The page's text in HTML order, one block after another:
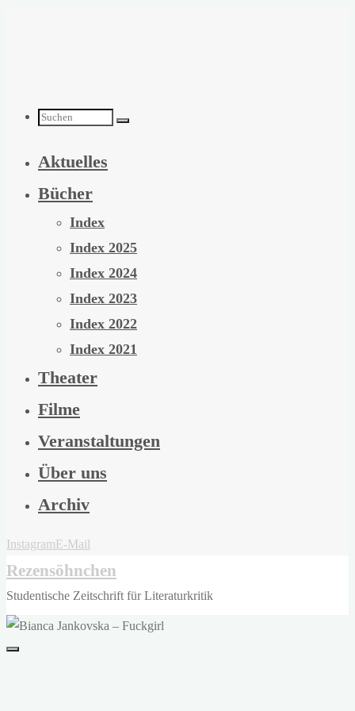
Suchen
nach:
Aktuelles
Bücher
Index
Index 2025
Index 2024
Index 2023
Index 2022
Index 2021
Theater
Filme
Veranstaltungen
Über uns
Archiv
InstagramE-Mail
Rezensöhnchen
Studentische Zeitschrift für Literaturkritik